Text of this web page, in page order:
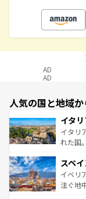
AD
AD
人気の国と地域
イタ
イタリ
れた国。
ろん、
景など
ピザや
スペ
イベリ
注ぐ地